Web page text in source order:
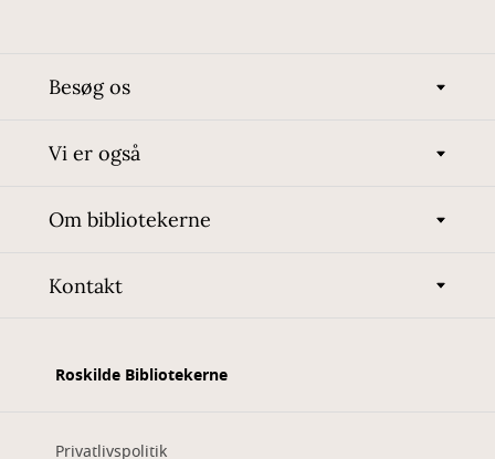
Besøg os
Vi er også
Om bibliotekerne
Kontakt
Roskilde Bibliotekerne
Privatlivspolitik